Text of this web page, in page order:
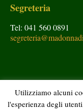
Segreteria
Tel: 041 560 0891
Copyright © Araldi
Utilizziamo alcuni
l'esperienza degli